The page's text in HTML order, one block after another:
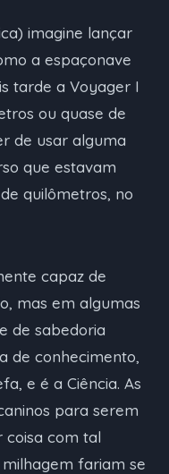
imagine lançar
a espaçonave
tarde a Voyager I
ou quase de
de usar alguma
que estavam
quilômetros, no
capaz de
mas em algumas
de sabedoria
de conhecimento,
e é a Ciência. As
para serem
coisa com tal
fariam se